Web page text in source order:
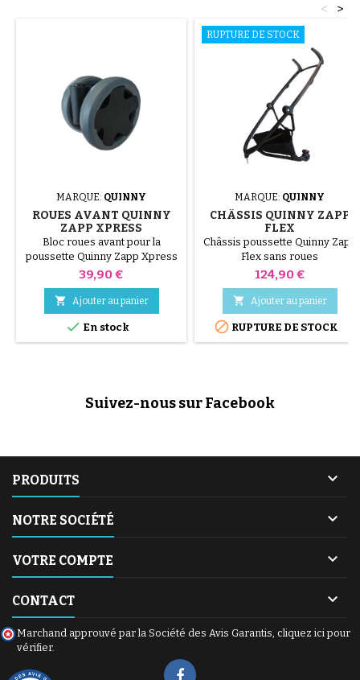
>
<
MARQUE: QUINNY
ROUES AVANT QUINNY
ZAPP XPRESS
Bloc roues avant pour la
poussette Quinny Zapp Xpress
Prix
39,90 €
 Ajouter au panier
 En stock
RUPTURE DE STOCK
MARQUE: QUINNY
CHÂSSIS QUINNY ZAPP
FLEX
Châssis poussette Quinny Zapp
Flex sans roues
Prix
124,90 €
 Ajouter au panier
 RUPTURE DE STOCK
Suivez-nous sur Facebook
PRODUITS 
NOTRE SOCIÉTÉ 
VOTRE COMPTE 
CONTACT 
Marchand approuvé par la Société des Avis Garantis, cliquez ici pour
vérifier.